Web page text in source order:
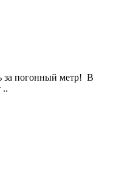
за погонный метр! В
..